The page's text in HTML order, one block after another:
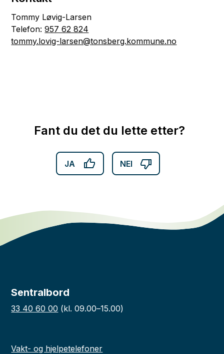
Tommy Løvig-Larsen
Telefon:957 62 824
tommy.lovig-larsen@tonsberg.kommune.no
Fant du det du lette etter?
JA NEI
Sentralbord
33 40 60 00 (kl. 09.00–15.00)
Vakt- og hjelpetelefoner